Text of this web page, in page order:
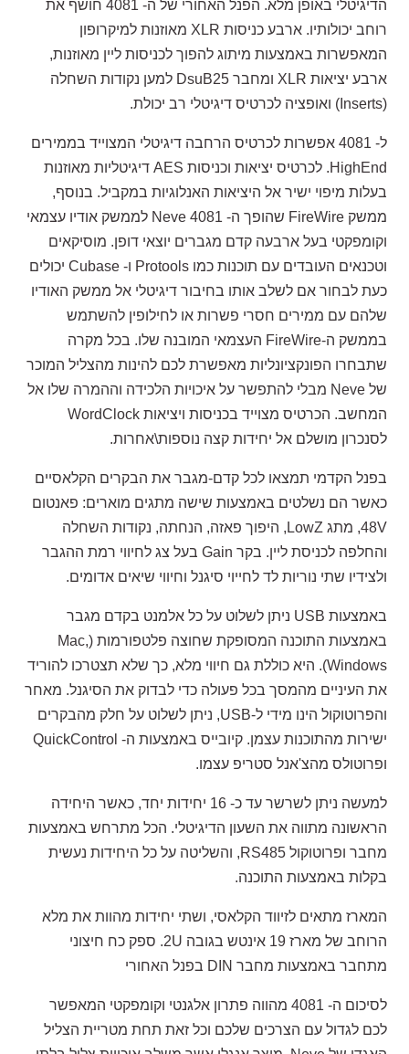
הדיגיטלי באופן מלא. הפנל האחורי של ה- 4081 חושף את
רוחב יכולותיו. ארבע כניסות XLR מאוזנות למיקרופון
המאפשרות באמצעות מיתוג להפוך לכניסות ליין מאוזנות,
ארבע יציאות XLR ומחבר DsuB25 למען נקודות השחלה
(Inserts) ואופציה לכרטיס דיגיטלי רב יכולת.
ל- 4081 אפשרות לכרטיס הרחבה דיגיטלי המצוייד בממירים
HighEnd. לכרטיס יציאות וכניסות AES דיגיטליות מאוזנות
בעלות מיפוי ישיר אל היציאות האנלוגיות במקביל. בנוסף,
ממשק FireWire שהופך ה- Neve 4081 לממשק אודיו עצמאי
וקומפקטי בעל ארבעה קדם מגברים יוצאי דופן. מוסיקאים
וטכנאים העובדים עם תוכנות כמו Protools ו- Cubase יכולים
כעת לבחור אם לשלב אותו בחיבור דיגיטלי אל ממשק האודיו
שלהם עם ממירים חסרי פשרות או לחילופין להשתמש
בממשק ה-FireWire העצמאי המובנה שלו. בכל מקרה
שתבחרו הפונקציונליות מאפשרת לכם להינות מהצליל המוכר
של Neve מבלי להתפשר על איכויות הלכידה וההמרה שלו אל
המחשב. הכרטיס מצוייד בכניסות ויציאות WordClock
לסנכרון מושלם אל יחידות קצה נוספות\אחרות.
בפנל הקדמי תמצאו לכל קדם-מגבר את הבקרים הקלאסיים
כאשר הם נשלטים באמצעות שישה מתגים מוארים: פאנטום
48V, מתג LowZ, היפוך פאזה, הנחתה, נקודות השחלה
והחלפה לכניסת ליין. בקר Gain בעל צג לחיווי רמת ההגבר
ולצידיו שתי נוריות לד לחייוי סיגנל וחיווי שיאים אדומים.
באמצעות USB ניתן לשלוט על כל אלמנט בקדם מגבר
באמצעות התוכנה המסופקת שחוצה פלטפורמות (Mac,
Windows). היא כוללת גם חיווי מלא, כך שלא תצטרכו להוריד
את העיניים מהמסך בכל פעולה כדי לבדוק את הסיגנל. מאחר
והפרוטוקול הינו מידי ל-USB, ניתן לשלוט על חלק מהבקרים
ישירות מהתוכנות עצמן. קיובייס באמצעות ה- QuickControl
ופרוטולס מהצ'אנל סטריפ עצמו.
למעשה ניתן לשרשר עד כ- 16 יחידות יחד, כאשר היחידה
הראשונה מתווה את השעון הדיגיטלי. הכל מתרחש באמצעות
מחבר ופרוטוקול RS485, והשליטה על כל היחידות נעשית
בקלות באמצעות התוכנה.
המארז מתאים לזיווד הקלאסי, ושתי יחידות מהוות את מלא
הרוחב של מארז 19 אינטש בגובה 2U. ספק כח חיצוני
מתחבר באמצעות מחבר DIN בפנל האחורי
לסיכום ה- 4081 מהווה פתרון אלגנטי וקומפקטי המאפשר
לכם לגדול עם הצרכים שלכם וכל זאת תחת מטריית הצליל